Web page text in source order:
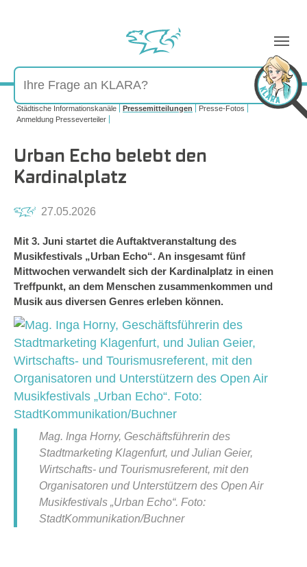
Sie sind hier:
Städtische Informationskanäle Pressemitteilungen
Presse-Fotos
Anmeldung Presseverteiler
Urban Echo belebt den
Kardinalplatz
27.05.2026
Mit 3. Juni startet die Auftaktveranstaltung des
Musikfestivals „Urban Echo“. An insgesamt fünf
Mittwochen verwandelt sich der Kardinalplatz in einen
Treffpunkt, an dem Menschen zusammenkommen und
Musik aus diversen Genres erleben können.
Mag. Inga Horny, Geschäftsführerin des
Stadtmarketing Klagenfurt, und Julian Geier,
Wirtschafts- und Tourismusreferent, mit den
Organisatoren und Unterstützern des Open Air
Musikfestivals „Urban Echo“. Foto:
StadtKommunikation/Buchner